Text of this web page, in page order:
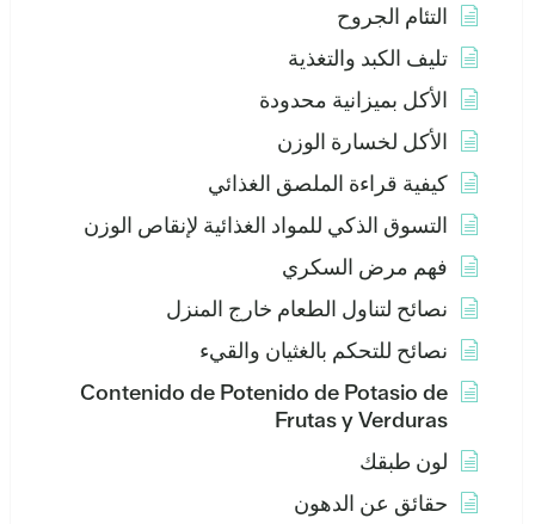
التئام الجروح
تليف الكبد والتغذية
الأكل بميزانية محدودة
الأكل لخسارة الوزن
كيفية قراءة الملصق الغذائي
التسوق الذكي للمواد الغذائية لإنقاص الوزن
فهم مرض السكري
نصائح لتناول الطعام خارج المنزل
نصائح للتحكم بالغثيان والقيء
Contenido de Potenido de Potasio de
Frutas y Verduras
لون طبقك
حقائق عن الدهون